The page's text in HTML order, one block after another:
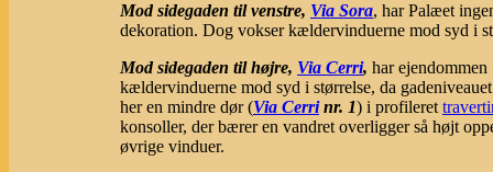
Mod sidegaden til venstre, Via Sora, har Palæet
dekoration. Dog vokser kældervinduerne mod syd i
Mod sidegaden til højre, Via Cerri, har
kældervinduerne mod syd i størrelse, da
her en mindre dør (Via Cerrinr. 1) i profileret
konsoller, der bærer en vandret overligger så højt
øvrige vinduer.